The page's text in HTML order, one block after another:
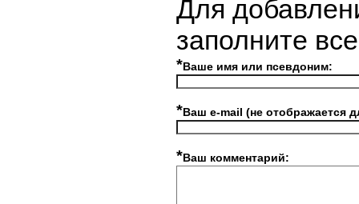
Для
заполните
*Ваше имя или псевдоним:
*Ваш e-mail (не отображается
*Ваш комментарий: